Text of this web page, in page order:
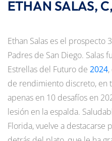
ETHAN SALAS,
Ethan Salas es el prospecto
Padres de San Diego. Salas
Estrellas del Futuro de 2024
de rendimiento discreto, en
apenas en 10 desafíos en
lesión en la espalda.
Florida, vuelve a destacarse